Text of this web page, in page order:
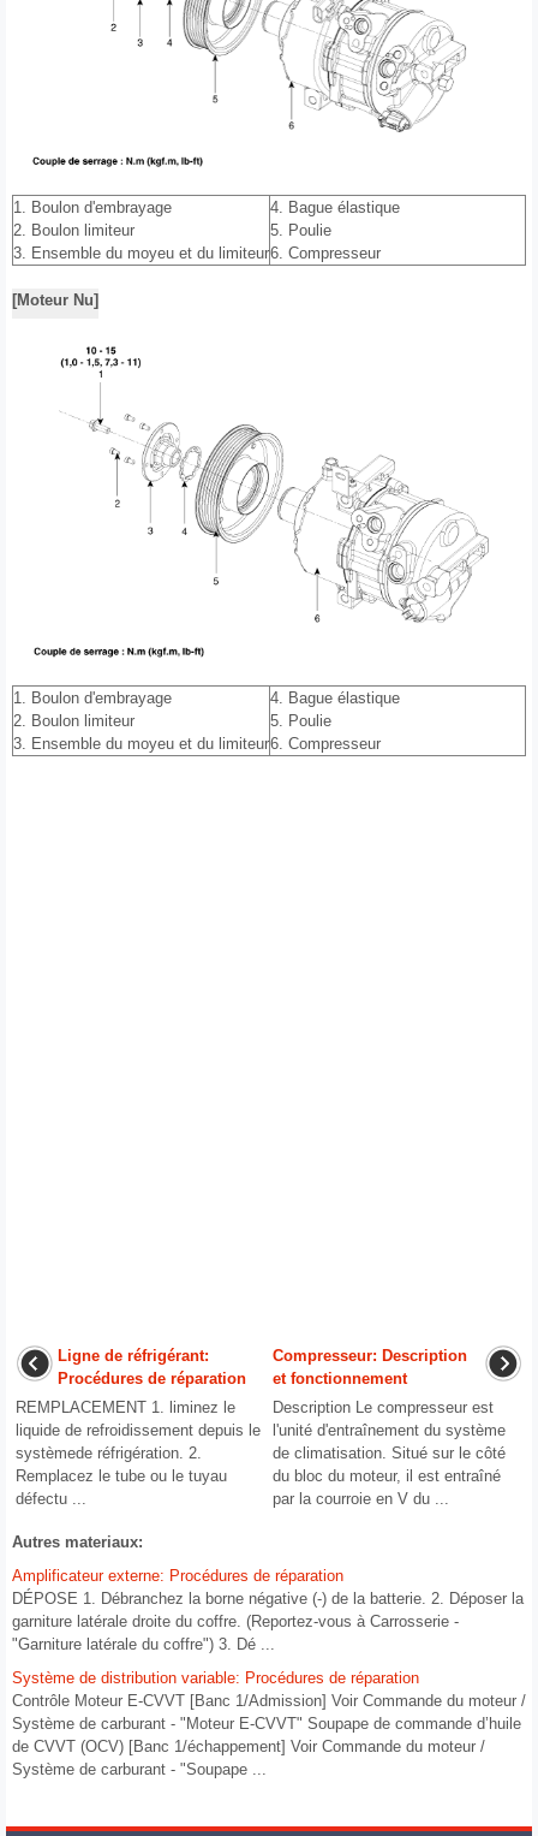
1. Boulon d'embrayage
2. Boulon limiteur
3. Ensemble du moyeu et du limiteur
4. Bague élastique
5. Poulie
6. Compresseur
[Moteur Nu]
1. Boulon d'embrayage
2. Boulon limiteur
3. Ensemble du moyeu et du limiteur
4. Bague élastique
5. Poulie
6. Compresseur
Ligne de réfrigérant:
Procédures de réparation
REMPLACEMENT 1. liminez le
liquide de refroidissement depuis le
systèmede réfrigération. 2.
Remplacez le tube ou le tuyau
défectu ...
Compresseur: Description
et fonctionnement
Description Le compresseur est
l'unité d'entraînement du système
de climatisation. Situé sur le côté
du bloc du moteur, il est entraîné
par la courroie en V du ...
Autres materiaux:
Amplificateur externe: Procédures de réparation
DÉPOSE 1. Débranchez la borne négative (-) de la batterie. 2. Déposer la
garniture latérale droite du coffre. (Reportez-vous à Carrosserie -
"Garniture latérale du coffre") 3. Dé ...
Système de distribution variable: Procédures de réparation
Contrôle Moteur E-CVVT [Banc 1/Admission] Voir Commande du moteur /
Système de carburant - "Moteur E-CVVT" Soupape de commande d’huile
de CVVT (OCV) [Banc 1/échappement] Voir Commande du moteur /
Système de carburant - "Soupape ...